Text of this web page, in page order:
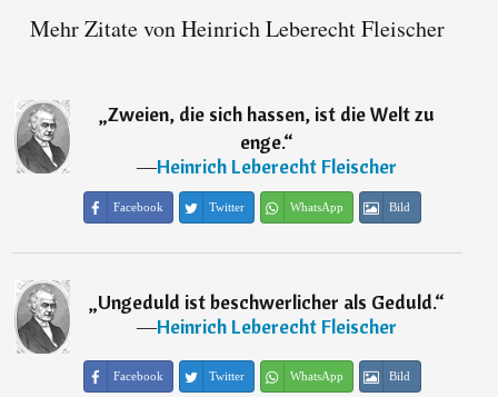
Mehr Zitate von Heinrich Leberecht Fleischer
„Zweien, die sich hassen, ist die Welt zu
enge.“
―Heinrich Leberecht Fleischer
Facebook Twitter WhatsApp Bild
„Ungeduld ist beschwerlicher als Geduld.“
―Heinrich Leberecht Fleischer
Facebook Twitter WhatsApp Bild